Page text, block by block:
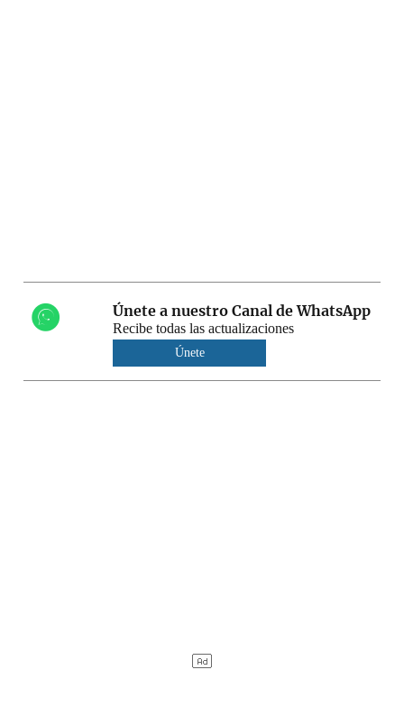
Únete a nuestro Canal de WhatsApp
Recibe todas las actualizaciones
Únete